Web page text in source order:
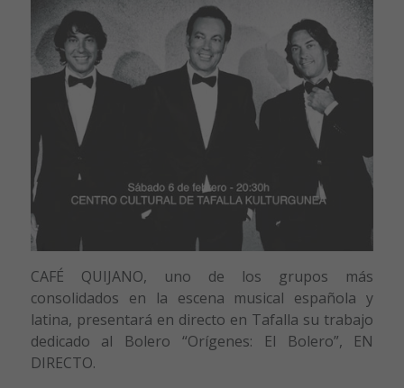
CAFÉ QUIJANO, uno de los grupos más
consolidados en la escena musical española y
latina, presentará en directo en Tafalla su trabajo
dedicado al Bolero “Orígenes: El Bolero”, EN
DIRECTO.